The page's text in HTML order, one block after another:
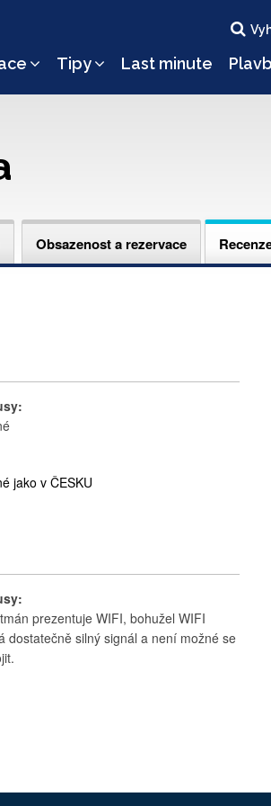
Tipy Last minute
Obsazenost a rezervace
jako v ČESKU
prezentuje WIFI, bohužel WIFI
dostatečně silný signál a není možné se